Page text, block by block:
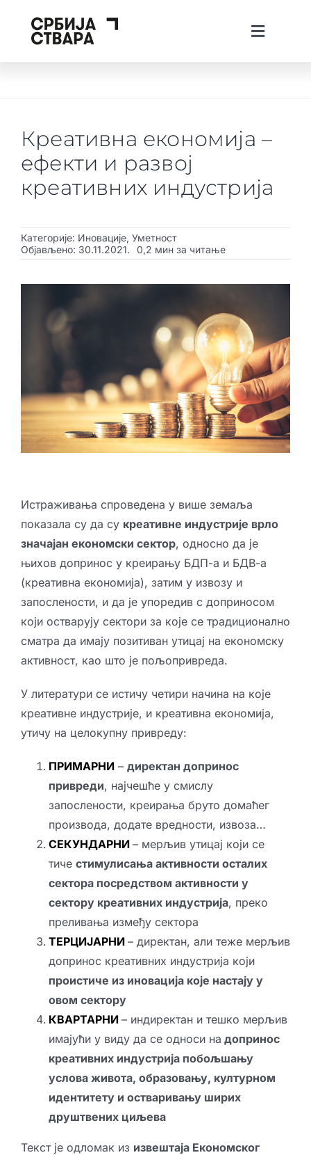
content
Toggle
ћир
lat
Пројекти
Вести
Креативне индустрије
Публикације
Сарађуј са нама
Промо бокс
Партнери
Креативна економија –
ефекти и развој
креативних индустрија
Категорије: Иновације, Уметност
Објављено: 30.11.2021.
0,2 мин за читање
Истраживања спроведена у више земаља
показала су да су креативне индустрије врло
значајан економски сектор, односно да је
њихов допринос у креирању БДП-а и БДВ-а
(креативна економија), затим у извозу и
запослености, и да је упоредив с доприносом
који остварују сектори за које се традиционално
сматра да имају позитиван утицај на економску
активност, као што је пољопривреда.
У литератури се истичу четири начина на које
креативне индустрије, и креативна економија,
утичу на целокупну привреду:
ПРИМАРНИ – директан допринос
привреди, најчешће у смислу
запослености, креирања бруто домаћег
производа, додате вредности, извоза…
СЕКУНДАРНИ – мерљив утицај који се
тиче стимулисања активности осталих
сектора посредством активности у
сектору креативних индустрија, преко
преливања између сектора
ТЕРЦИЈАРНИ – директан, али теже мерљив
допринос креативних индустрија који
проистиче из иновација које настају у
овом сектору
КВАРТАРНИ – индиректан и тешко мерљив
имајући у виду да се односи на допринос
креативних индустрија побољшању
услова живота, образовању, културном
идентитету и остваривању ширих
друштвених циљева
Текст је одломак из извештаја Економског